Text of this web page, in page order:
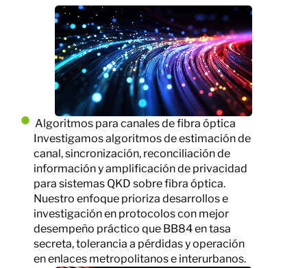
Algoritmos para canales de fibra óptica
Investigamos algoritmos de estimación de
canal, sincronización, reconciliación de
información y amplificación de privacidad
para sistemas QKD sobre fibra óptica.
Nuestro enfoque prioriza desarrollos e
investigación en protocolos con mejor
desempeño práctico que BB84 en tasa
secreta, tolerancia a pérdidas y operación
en enlaces metropolitanos e interurbanos.